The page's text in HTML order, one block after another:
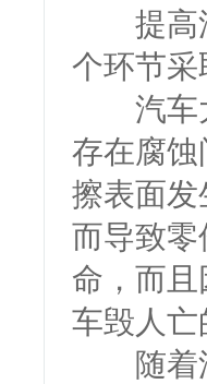
提高汽
个环节
汽车大
存在腐
擦表面发
而导致
命，而
车毁人
随着汽